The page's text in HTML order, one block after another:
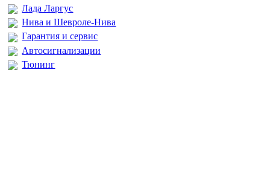
Лада Ларгус
Нива и Шевроле-Нива
Гарантия и сервис
Автосигнализации
Тюнинг